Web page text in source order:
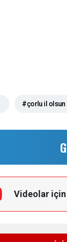
#çorlu il olsun
Videolar için